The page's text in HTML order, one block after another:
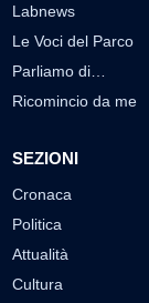
Labnews
Le Voci del Parco
Parliamo di…
Ricomincio da me
SEZIONI
Cronaca
Politica
Attualità
Cultura